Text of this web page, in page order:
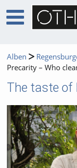
Alben
Precarity – Who